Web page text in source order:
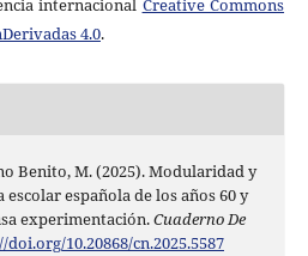
internacional Creative Commons
4.0.
Benito, M. (2025). Modularidad y
española de los años 60 y
experimentación.Cuaderno De
10.20868/cn.2025.5587